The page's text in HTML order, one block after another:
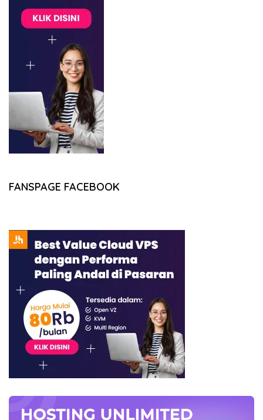
FANSPAGE FACEBOOK